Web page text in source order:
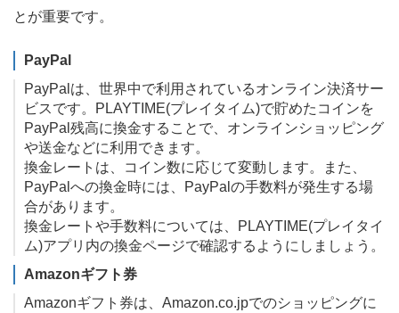
とが重要です。
PayPal
PayPalは、世界中で利用されているオンライン決済サー
ビスです。PLAYTIME(プレイタイム)で貯めたコインを
PayPal残高に換金することで、オンラインショッピング
や送金などに利用できます。
換金レートは、コイン数に応じて変動します。また、
PayPalへの換金時には、PayPalの手数料が発生する場
合があります。
換金レートや手数料については、PLAYTIME(プレイタイ
ム)アプリ内の換金ページで確認するようにしましょう。
Amazonギフト券
Amazonギフト券は、Amazon.co.jpでのショッピングに